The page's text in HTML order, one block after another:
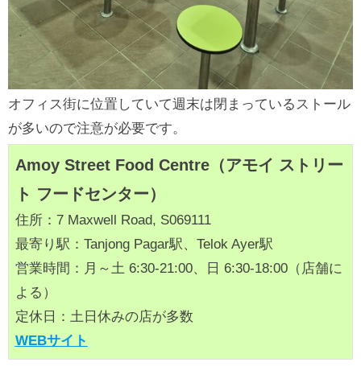
オフィス街に位置していて週末は閉まっているストール
が多いので注意が必要です。
Amoy Street Food Centre（アモイ ストリー
ト フードセンター）
住所：7 Maxwell Road, S069111
最寄り駅：Tanjong Pagar駅、Telok Ayer駅
営業時間：月～土 6:30-21:00、日 6:30-18:00（店舗に
よる）
定休日：土日休みの店が多数
WEBサイト